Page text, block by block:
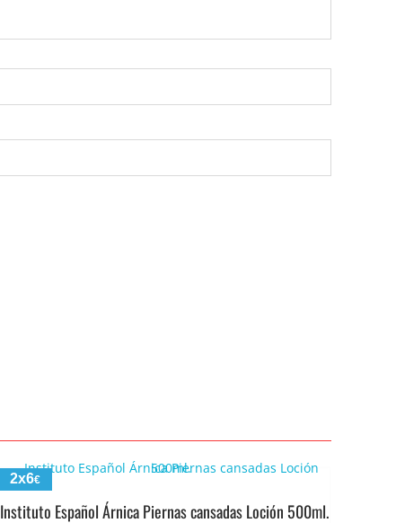
2x6€
Instituto Español Árnica Piernas cansadas Loción 500ml.